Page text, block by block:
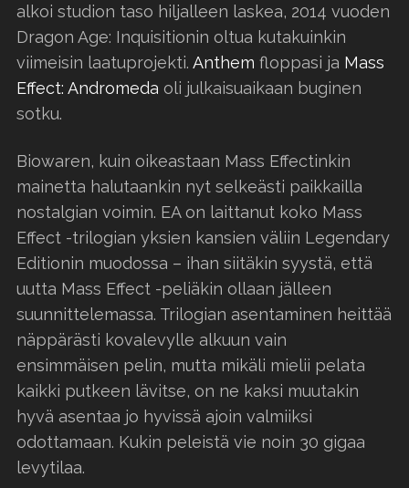
alkoi studion taso hiljalleen laskea, 2014 vuoden
Dragon Age: Inquisitionin oltua kutakuinkin
viimeisin laatuprojekti. Anthem floppasi ja Mass
Effect: Andromeda oli julkaisuaikaan buginen
sotku.
Biowaren, kuin oikeastaan Mass Effectinkin
mainetta halutaankin nyt selkeästi paikkailla
nostalgian voimin. EA on laittanut koko Mass
Effect -trilogian yksien kansien väliin Legendary
Editionin muodossa – ihan siitäkin syystä, että
uutta Mass Effect -peliäkin ollaan jälleen
suunnittelemassa. Trilogian asentaminen heittää
näppärästi kovalevylle alkuun vain
ensimmäisen pelin, mutta mikäli mielii pelata
kaikki putkeen lävitse, on ne kaksi muutakin
hyvä asentaa jo hyvissä ajoin valmiiksi
odottamaan. Kukin peleistä vie noin 30 gigaa
levytilaa.